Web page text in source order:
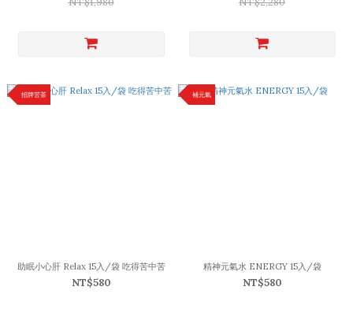
招牌苦茶
助眠小心肝 Relax 15入/袋 吃得苦中苦
NT$580
補元氣
精神元氣水 ENERGY 15入/袋
NT$580